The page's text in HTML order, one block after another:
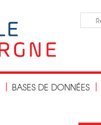
BASES DE DONNÉES